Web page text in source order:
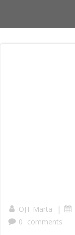
OJT Marta |
0 comments